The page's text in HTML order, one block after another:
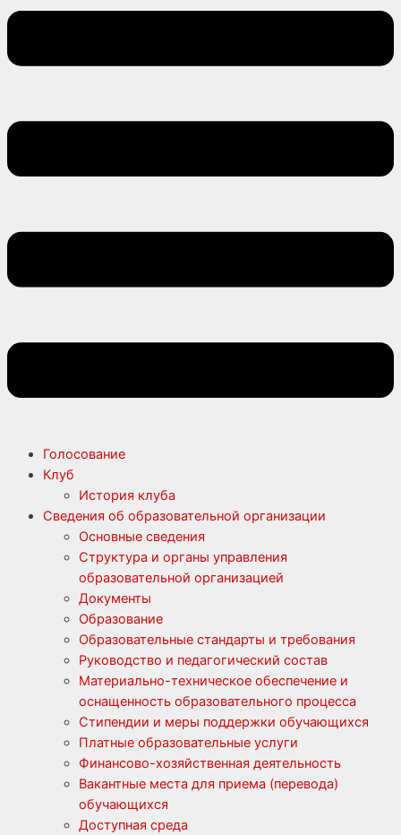
Голосование
Клуб
История клуба
Сведения об образовательной организации
Основные сведения
Структура и органы управления
образовательной организацией
Документы
Образование
Образовательные стандарты и требования
Руководство и педагогический состав
Материально-техническое обеспечение и
оснащенность образовательного процесса
Стипендии и меры поддержки обучающихся
Платные образовательные услуги
Финансово-хозяйственная деятельность
Вакантные места для приема (перевода)
обучающихся
Доступная среда